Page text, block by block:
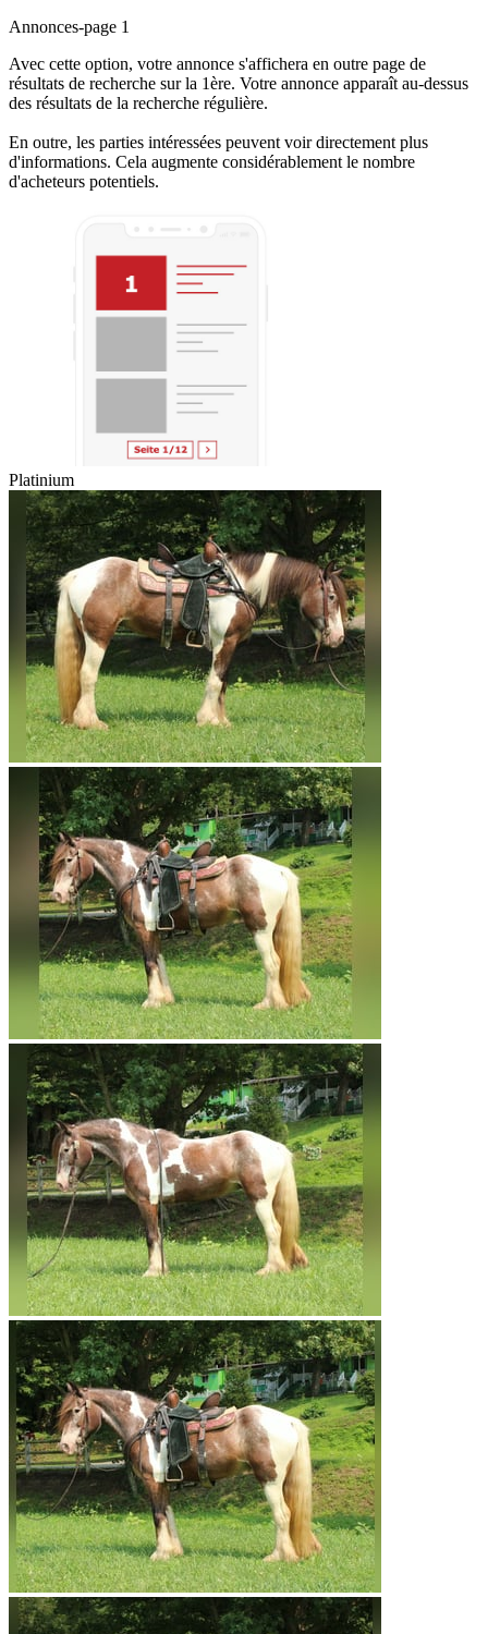
Annonces-page 1
Avec cette option, votre annonce s'affichera en outre page de
résultats de recherche sur la 1ère. Votre annonce apparaît au-dessus
des résultats de la recherche régulière.
En outre, les parties intéressées peuvent voir directement plus
d'informations. Cela augmente considérablement le nombre
d'acheteurs potentiels.
Platinium